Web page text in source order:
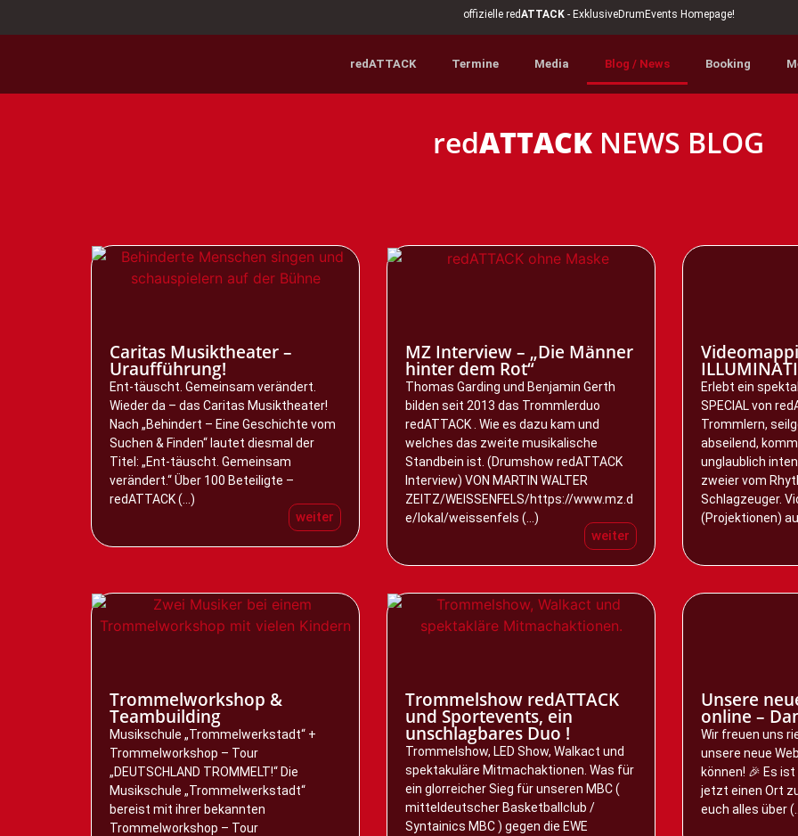
offizielle redATTACK- ExklusiveDrumEvents Homepage!
redATTACK Termine Media Blog / News Booking
redATTACK NEWS BLOG
Caritas Musiktheater –
Uraufführung!
Ent-täuscht. Gemeinsam verändert.
Wieder da – das Caritas Musiktheater!
Nach „Behindert – Eine Geschichte vom
Suchen & Finden“ lautet diesmal der
Titel: „Ent-täuscht. Gemeinsam
verändert.“ Über 100 Beteiligte –
redATTACK (...)
weiter
MZ Interview – „Die Männer
hinter dem Rot“
Thomas Garding und Benjamin Gerth
bilden seit 2013 das Trommlerduo
redATTACK . Wie es dazu kam und
welches das zweite musikalische
Standbein ist. (Drumshow redATTACK
Interview) VON MARTIN WALTER
ZEITZ/WEISSENFELS/https://www.mz.d
e/lokal/weissenfels (...)
weiter
Erlebt ein
SPECIAL von
Trommlern,
abseilend,
unglaublich
zweier vom
Schlagzeuger.
(Projektionen)
Trommelworkshop &
Teambuilding
Musikschule „Trommelwerkstadt“ +
Trommelworkshop – Tour
„DEUTSCHLAND TROMMELT!“ Die
Musikschule „Trommelwerkstadt“
bereist mit ihrer bekannten
Trommelworkshop – Tour
Trommelshow redATTACK
und Sportevents, ein
unschlagbares Duo !
Trommelshow, LED Show, Walkact und
spektakuläre Mitmachaktionen. Was für
ein glorreicher Sieg für unseren MBC (
mitteldeutscher Basketballclub /
Syntainics MBC ) gegen die EWE
Unsere
online –
Wir freuen uns
unsere neue
können! 🎉 Es
jetzt einen Ort
euch alles über